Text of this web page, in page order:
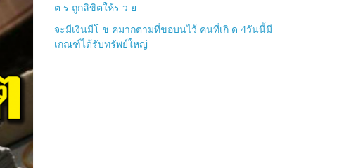
ต ร ถูกลิขิตให้ร ว ย
จะมีเงินมีโ ช คมากตามที่ขอบนไว้ คนที่เกิ ด 4วันนี้มี
เกณฑ์ได้รับทรัพย์ใหญ่